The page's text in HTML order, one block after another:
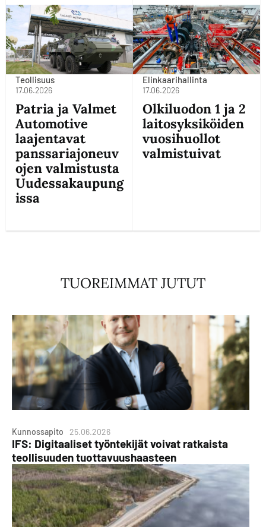
Teollisuus
17.06.2026
Patria ja Valmet
Automotive
laajentavat
panssariajoneuv
ojen valmistusta
Uudessakaupung
issa
Elinkaarihallinta
17.06.2026
Olkiluodon 1 ja 2
laitosyksiköiden
vuosihuollot
valmistuivat
TUOREIMMAT JUTUT
Kunnossapito 25.06.2026
IFS: Digitaaliset työntekijät voivat ratkaista
teollisuuden tuottavuushaasteen